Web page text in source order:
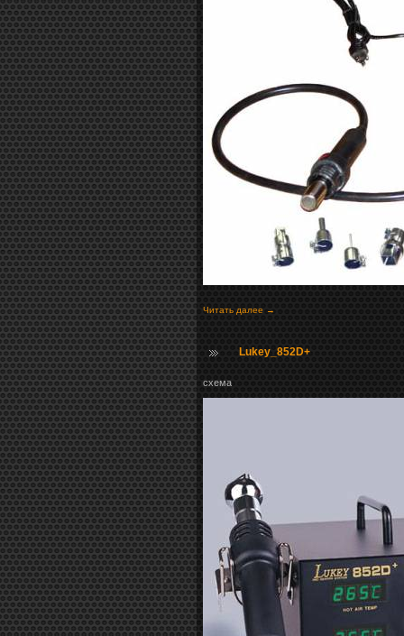
Читать далее →
Lukey_852D+
схема